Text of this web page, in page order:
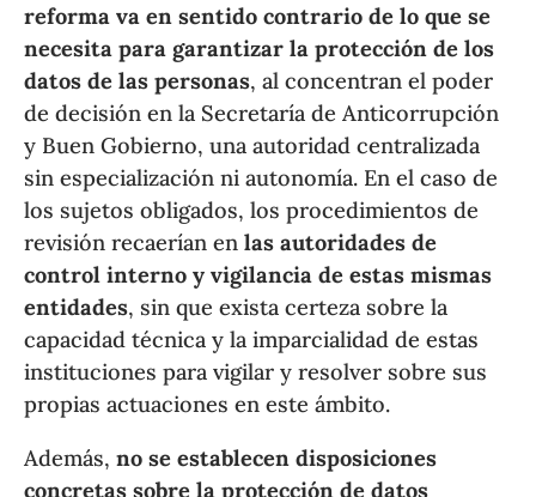
reforma va en sentido contrario de lo que se
necesita para garantizar la protección de los
datos de las personas, al concentran el poder
de decisión en la Secretaría de Anticorrupción
y Buen Gobierno, una autoridad centralizada
sin especialización ni autonomía. En el caso de
los sujetos obligados, los procedimientos de
revisión recaerían enlas autoridades de
control interno y vigilancia de estas mismas
entidades, sin que exista certeza sobre la
capacidad técnica y la imparcialidad de estas
instituciones para vigilar y resolver sobre sus
propias actuaciones en este ámbito.
Además,no se establecen disposiciones
concretas sobre la protección de datos